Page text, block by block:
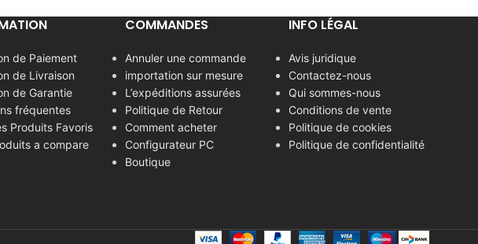
de Paiement
de Livraison
de Garantie
fréquentes
Produits Favoris
a compare
COMMANDES
Annuler une commande
importation sur mesure
L’expéditions assurées
Politique de Retour
Comment acheter
Configurateur PC
Boutique
INFO LÉGAL
Avis juridique
Contactez-nous
Qui sommes-nous
Conditions de vente
Politique de cookies
Politique de confidentialité